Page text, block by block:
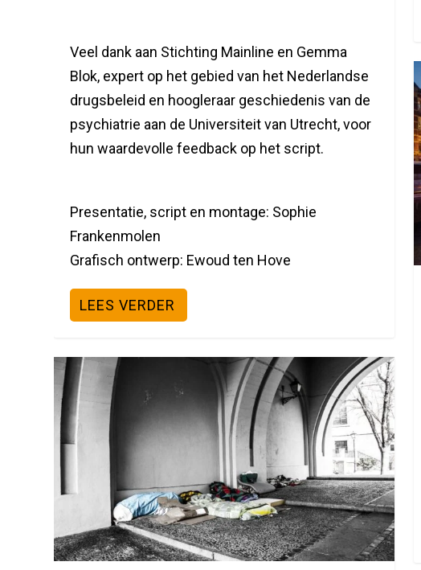
Veel dank aan Stichting Mainline en Gemma
Blok, expert op het gebied van het Nederlandse
drugsbeleid en hoogleraar geschiedenis van de
psychiatrie aan de Universiteit van Utrecht, voor
hun waardevolle feedback op het script.
Presentatie, script en montage: Sophie
Frankenmolen
Grafisch ontwerp: Ewoud ten Hove
LEES VERDER